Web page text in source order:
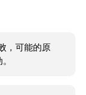
，可能的原